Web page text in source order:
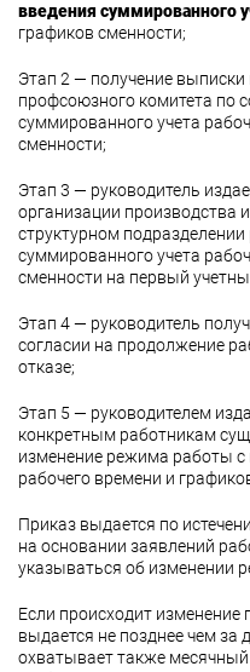
введения суммированного
графиков сменности;
Этап 2 — получение выписки
профсоюзного комитета по
суммированного учета
сменности;
Этап 3 — руководитель
организации производства
структурном
суммированного учета
сменности на первый
Этап 4 — руководитель
согласии на продолжение
отказе;
Этап 5 — руководителем
конкретным работникам
изменение режима работы с
рабочего времени и
Приказ выдается по
на основании заявлений
указываться об изменении
Если происходит
выдается не позднее чем за
охватывает также